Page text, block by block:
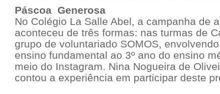
Páscoa Generosa
No Colégio La Salle Abel, a campanha de
aconteceu de três formas: nas turmas de
grupo de voluntariado SOMOS,
ensino fundamental ao 3º ano do ensino
meio do Instagram. Nina Nogueira de
contou a experiência em participar deste